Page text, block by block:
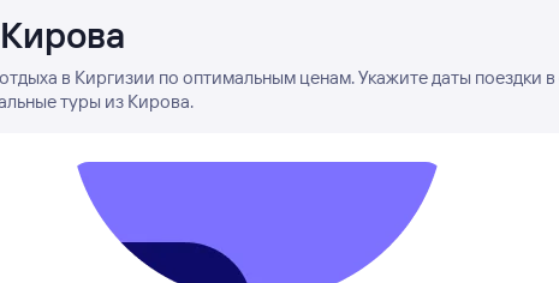
в Киргизии по оптимальным ценам. Укажите даты поездки
туры из Кирова.